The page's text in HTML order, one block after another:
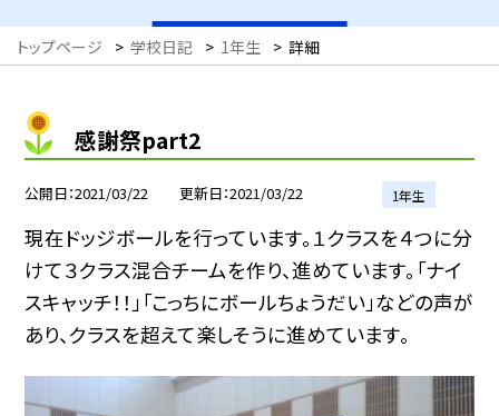
トップページ > 学校日記 > 1年生 > 詳細
感謝祭part2
公開日 2021/03/22 更新日 2021/03/22 1年生
現在ドッジボールを行っています。１クラスを４つに分
けて３クラス混合チームを作り、進めています。「ナイ
スキャッチ！！」「こっちにボールちょうだい」などの声が
あり、クラスを超えて楽しそうに進めています。